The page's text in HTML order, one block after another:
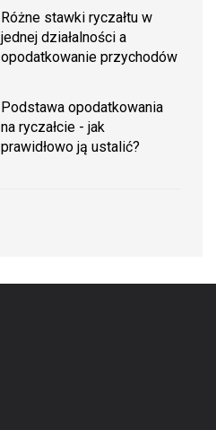
Różne stawki ryczałtu w
jednej działalności a
opodatkowanie przychodów
Podstawa opodatkowania
na ryczałcie - jak
prawidłowo ją ustalić?